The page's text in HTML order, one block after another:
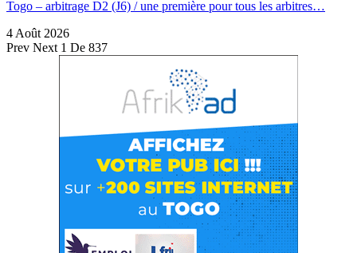
Togo – arbitrage D2 (J6) / une première pour tous les arbitres…
4 Août 2026
Prev Next 1 De 837